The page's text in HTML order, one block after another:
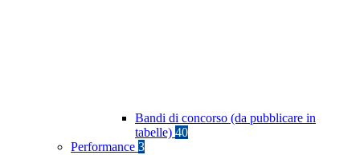
Bandi di concorso (da pubblicare in
tabelle) 40
Performance 3